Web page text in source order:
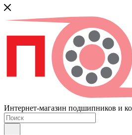
Интернет-магазин подшипников и